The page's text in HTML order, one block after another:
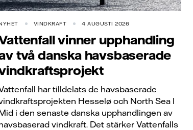
VINDKRAFT 4 AUGUSTI 2026
vinner upphandling
två danska havsbaserade
har tilldelats de havsbaserade
Hesselø och North Sea I
i den senaste danska upphandlingen av
vindkraft. Det stärker Vattenfalls